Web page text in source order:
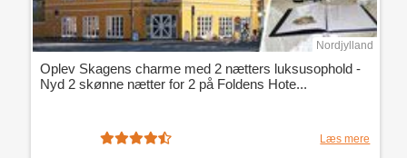
Nordjylland
Oplev Skagens charme med 2 nætters luksusophold -
Nyd 2 skønne nætter for 2 på Foldens Hote...
Læs mere